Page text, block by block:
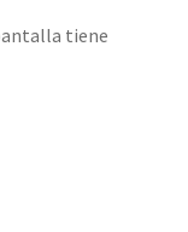
tiene